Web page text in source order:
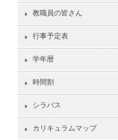
教職員の皆さん
行事予定表
学年暦
時間割
シラバス
カリキュラムマップ